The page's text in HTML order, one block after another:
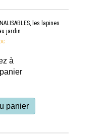
les lapines
jardin
€
à
panier